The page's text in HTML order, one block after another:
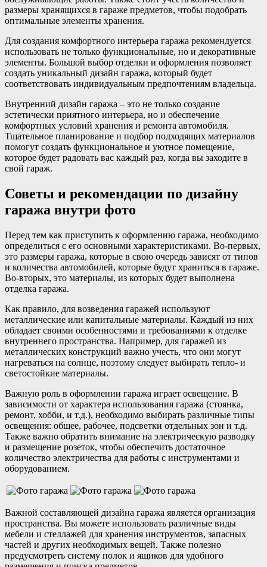
размеры хранящихся в гараже предметов, чтобы подобрать
оптимальные элементы хранения.
Для создания комфортного интерьера гаража рекомендуется
использовать не только функциональные, но и декоративные
элементы. Большой выбор отделки и оформления позволяет
создать уникальный дизайн гаража, который будет
соответствовать индивидуальным предпочтениям владельца.
Внутренний дизайн гаража – это не только создание
эстетически приятного интерьера, но и обеспечение
комфортных условий хранения и ремонта автомобиля.
Тщательное планирование и подбор подходящих материалов
помогут создать функциональное и уютное помещение,
которое будет радовать вас каждый раз, когда вы заходите в
свой гараж.
Советы и рекомендации по дизайну
гаража внутри фото
Перед тем как приступить к оформлению гаража, необходимо
определиться с его основными характеристиками. Во-первых,
это размеры гаража, которые в свою очередь зависят от типов
и количества автомобилей, которые будут храниться в гараже.
Во-вторых, это материалы, из которых будет выполнена
отделка гаража.
Как правило, для возведения гаражей используют
металлические или капитальные материалы. Каждый из них
обладает своими особенностями и требованиями к отделке
внутреннего пространства. Например, для гаражей из
металлических конструкций важно учесть, что они могут
нагреваться на солнце, поэтому следует выбирать тепло- и
светостойкие материалы.
Важную роль в оформлении гаража играет освещение. В
зависимости от характера использования гаража (стоянка,
ремонт, хобби, и т.д.), необходимо выбирать различные типы
освещения: общее, рабочее, подсветки отдельных зон и т.д.
Также важно обратить внимание на электрическую разводку
и размещение розеток, чтобы обеспечить достаточное
количество электричества для работы с инструментами и
оборудованием.
Важной составляющей дизайна гаража является организация
пространства. Вы можете использовать различные виды
мебели и стеллажей для хранения инструментов, запасных
частей и других необходимых вещей. Также полезно
предусмотреть систему полок и ящиков для удобного